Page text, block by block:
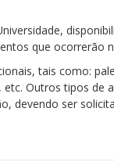
que ocorrerão
tais como:
Outros tipos
devendo ser